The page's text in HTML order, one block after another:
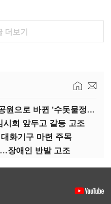
더보기
“여기가 배수지였어?” 공원으로 바뀐 '수돗물정거장'
시회 앞두고 갈등 고조
화기구 마련 주목
…장애인 반발 고조